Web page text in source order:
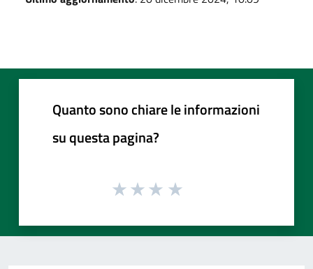
Quanto sono chiare le informazioni
su questa pagina?